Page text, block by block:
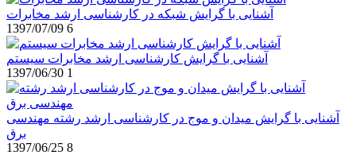
آشنایی با گرایش شبکه در کارشناسی ارشد مخابرات
1397/07/09 6
آشنایی با گرایش کارشناسی ارشد مخابرات سیستم
1397/06/30 1
آشنایی با گرایش میدان و موج در کارشناسی ارشد رشته مهندسی
برق
1397/06/25 8